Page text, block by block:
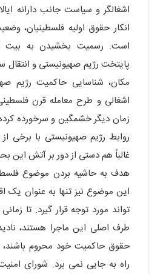
اشغالگر و سیاست جانب‌ دارانه
انکار حقوق اولیه فلسطینیان،
است. رسمیت بخشیدن به بیت
پایتخت رژیم صهیونیستی و انتقال
مکان، شناسایی حاکمیت رژیم
زمان دیگر خشمگین و سرخورده
روابط رژیم صهیونیستی با برخی
غالباً هم ‌دستی از دور بر آتش این
هدف به حاشیه بردن موضوع
این موضوع نیز تنها به ‌عنوان یک
‌تواند مورد توجه قرار گیرد. تا
طرف اصلی این ماجرا هستند،
حقوق حاکمیت خود محروم
راه به جایی نمی ‌برد. شورای